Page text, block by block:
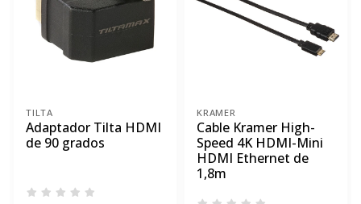
TILTA
Adaptador Tilta HDMI
de 90 grados
KRAMER
Cable Kramer High-
Speed 4K HDMI-Mini
HDMI Ethernet de
1,8m